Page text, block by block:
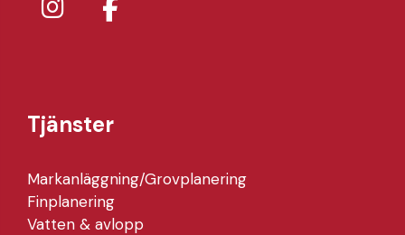
Tjänster
Markanläggning/Grovplanering
Finplanering
Vatten & avlopp